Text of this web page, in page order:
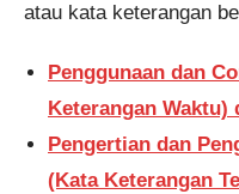
atau kata keterangan
Penggunaan dan
Keterangan Waktu)
Pengertian dan
(Kata Keterangan